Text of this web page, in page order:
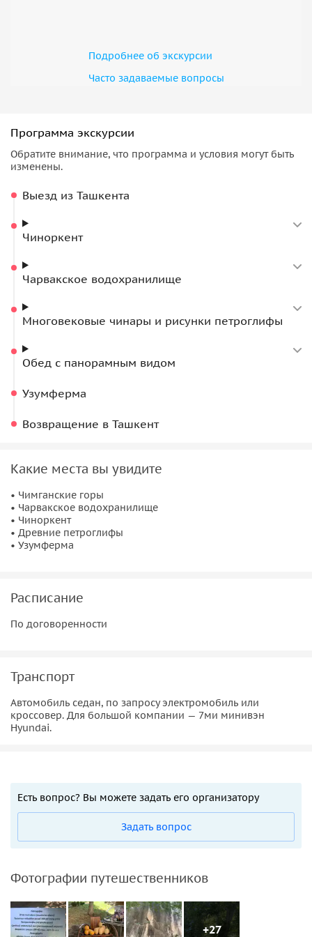
Подробнее об экскурсии
Часто задаваемые вопросы
Программа экскурсии
Обратите внимание, что программа и условия могут быть
изменены.
Выезд из Ташкента
Чиноркент
Чарвакское водохранилище
Многовековые чинары и рисунки петроглифы
Обед с панорамным видом
Узумферма
Возвращение в Ташкент
Какие места вы увидите
• Чимганские горы
• Чарвакское водохранилище
• Чиноркент
• Древние петроглифы
• Узумферма
Расписание
По договоренности
Транспорт
Автомобиль седан, по запросу электромобиль или
кроссовер. Для большой компании — 7ми минивэн
Hyundai.
Есть вопрос? Вы можете задать его организатору
Задать вопрос
Фотографии путешественников
+27